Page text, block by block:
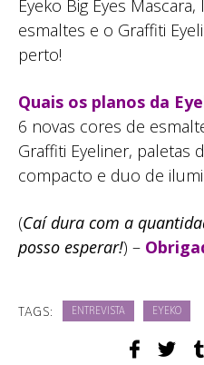
Eyeko Big Eyes
esmaltes e o Graffiti
perto!
Quais os planos da
6 novas cores de
Graffiti Eyeliner,
compacto e duo de
(Caí dura com a
posso esperar!) –
TAGS: ENTREVISTA EYEKO